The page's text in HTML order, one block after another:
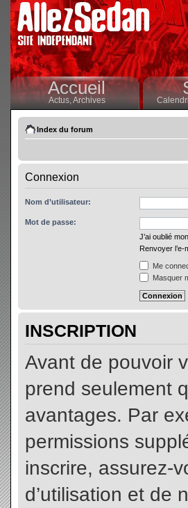
Accueil
Actus,Archives
Index du forum
Connexion
Nom d’utilisateur:
Mot de passe:
J’ai oublié
Renvoyer l’e-
Me
Masquer
INSCRIPTION
Avant de pouvoir
prend seulement
avantages. Par
permissions
inscrire, assurez-
d’utilisation et de